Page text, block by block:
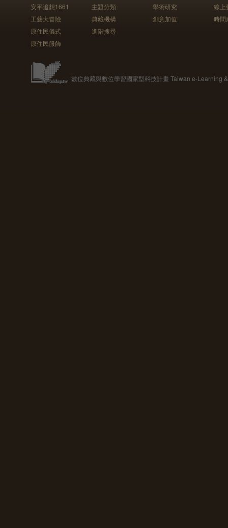
安平追想1661
工藝大冒險
原住民儀式
原住民服飾
主題分類
典藏機構
進階搜尋
學術研究
創意加值
線上
時間
數位典藏與數位學習國家型科技計畫 Taiwan e-Learning